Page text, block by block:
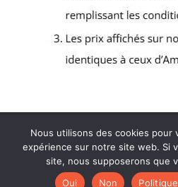
Politique de confidentialité
Contact
Tous droits réservés -
Nous utilisons des cookies pour
expérience sur notre site web. Si
site, nous supposerons que
Oui
Non